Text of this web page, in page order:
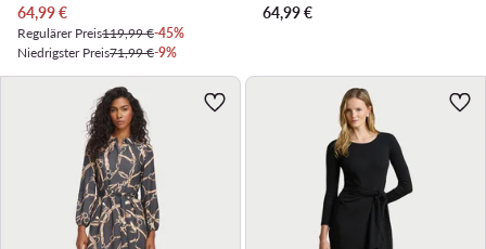
Aktueller Preis
64,99€
Regulärer Preis119,99 €-45%
Niedrigster Preis71,99 €-9%
64,99€